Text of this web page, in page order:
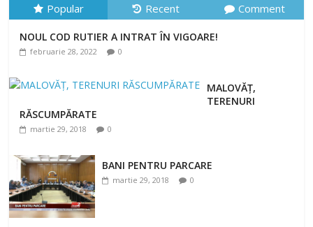
NOUL COD RUTIER A INTRAT ÎN VIGOARE!
februarie 28, 2022 0
Popular Recent Comment
NOUL COD RUTIER A INTRAT ÎN VIGOARE!
februarie 28, 2022 0
MALOVĂȚ,
TERENURI
RĂSCUMPĂRATE
martie 29, 2018 0
BANI PENTRU PARCARE
martie 29, 2018 0